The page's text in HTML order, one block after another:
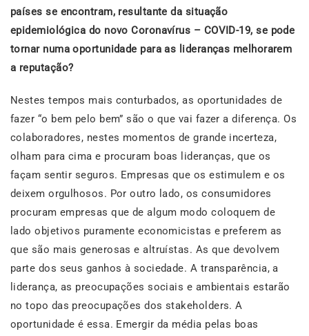
países se encontram, resultante da situação
epidemiológica do novo Coronavírus – COVID-19, se pode
tornar numa oportunidade para as lideranças melhorarem
a reputação?
Nestes tempos mais conturbados, as oportunidades de
fazer “o bem pelo bem” são o que vai fazer a diferença. Os
colaboradores, nestes momentos de grande incerteza,
olham para cima e procuram boas lideranças, que os
façam sentir seguros. Empresas que os estimulem e os
deixem orgulhosos. Por outro lado, os consumidores
procuram empresas que de algum modo coloquem de
lado objetivos puramente economicistas e preferem as
que são mais generosas e altruístas. As que devolvem
parte dos seus ganhos à sociedade. A transparência, a
liderança, as preocupações sociais e ambientais estarão
no topo das preocupações dos stakeholders. A
oportunidade é essa. Emergir da média pelas boas